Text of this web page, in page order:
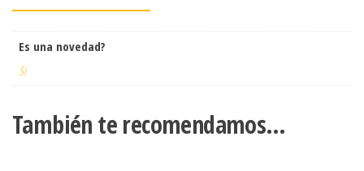
Es una novedad?
Si
También te recomendamos…